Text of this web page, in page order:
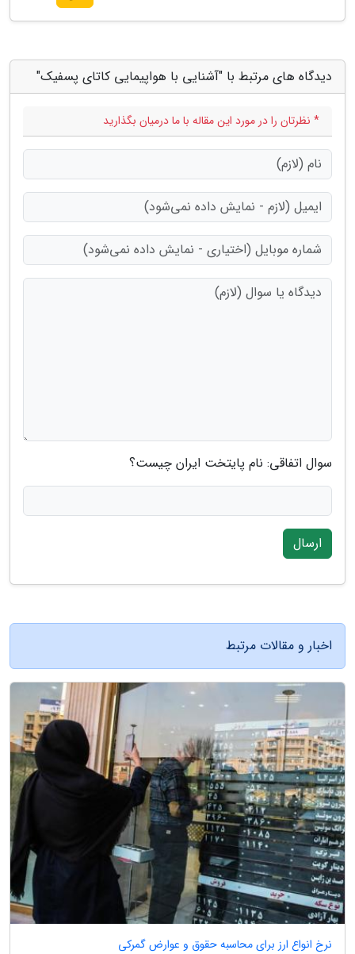
دیدگاه های مرتبط با "آشنایی با هواپیمایی کاتای پسفیک"
* نظرتان را در مورد این مقاله با ما درمیان بگذارید
سوال اتفاقی: نام پایتخت ایران چیست؟
ارسال
اخبار و مقالات مرتبط
نرخ انواع ارز برای محاسبه حقوق و عوارض گمرکی